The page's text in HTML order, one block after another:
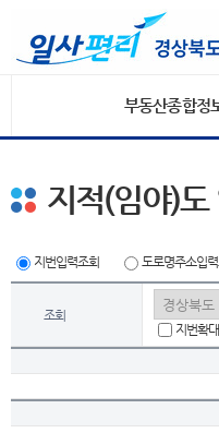
부동산종합정
지적(임야)도
지번입력조회 도로명주소입
조회
지번확대